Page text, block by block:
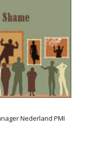
Nederland PMI